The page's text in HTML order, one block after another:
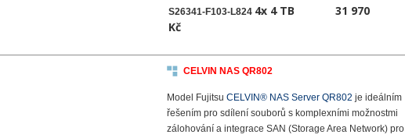
S26341-F103-L824 4x 4 TB 31 970
Kč
CELVIN NAS QR802
Model Fujitsu CELVIN® NAS Server QR802 je ideálním
řešením pro sdílení souborů s komplexními možnostmi
zálohování a integrace SAN (Storage Area Network) pro